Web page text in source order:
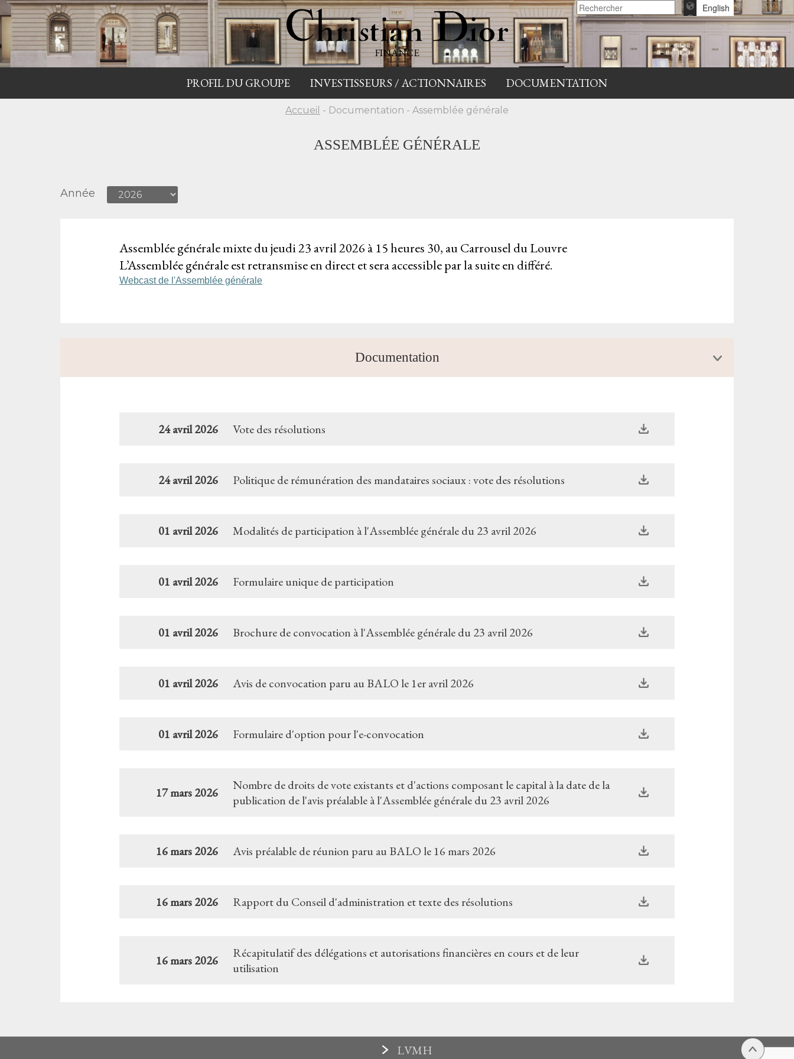
English
FINANCE
PROFIL DU GROUPE INVESTISSEURS / ACTIONNAIRES DOCUMENTATION
Accueil - Documentation - Assemblée générale
ASSEMBLÉE GÉNÉRALE
Année
Assemblée générale mixte du jeudi 23 avril 2026 à 15 heures 30, au Carrousel du Louvre
L’Assemblée générale est retransmise en direct et sera accessible par la suite en différé.
Webcast de l'Assemblée générale
Documentation
24 avril 2026 Vote des résolutions
24 avril 2026 Politique de rémunération des mandataires sociaux : vote des résolutions
01 avril 2026 Modalités de participation à l'Assemblée générale du 23 avril 2026
01 avril 2026 Formulaire unique de participation
01 avril 2026 Brochure de convocation à l'Assemblée générale du 23 avril 2026
01 avril 2026 Avis de convocation paru au BALO le 1er avril 2026
01 avril 2026 Formulaire d'option pour l'e-convocation
17 mars 2026
Nombre de droits de vote existants et d'actions composant le capital à la date de la
publication de l'avis préalable à l'Assemblée générale du 23 avril 2026
16 mars 2026 Avis préalable de réunion paru au BALO le 16 mars 2026
16 mars 2026 Rapport du Conseil d'administration et texte des résolutions
16 mars 2026
Récapitulatif des délégations et autorisations financières en cours et de leur
utilisation
LVMH